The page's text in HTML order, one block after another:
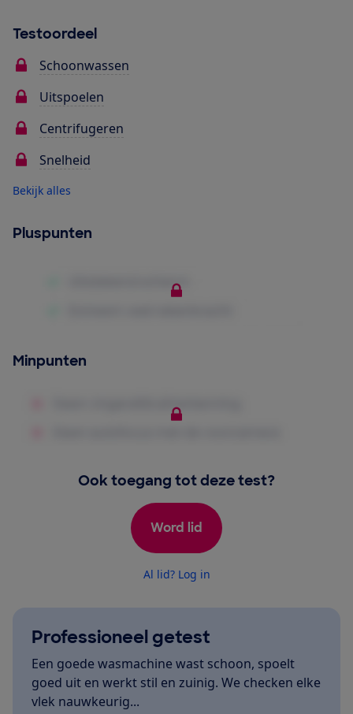
Testoordeel
Schoonwassen
Uitspoelen
Centrifugeren
Snelheid
Bekijk alles
Pluspunten
Minpunten
Ook toegang tot deze test?
Word lid
Al lid? Log in
Professioneel getest
Een goede wasmachine wast schoon, spoelt
goed uit en werkt stil en zuinig. We checken elke
vlek nauwkeurig...